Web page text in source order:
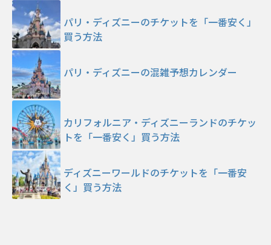
パリ・ディズニーのチケットを「一番安く」
買う方法
パリ・ディズニーの混雑予想カレンダー
カリフォルニア・ディズニーランドのチケッ
トを「一番安く」買う方法
ディズニーワールドのチケットを「一番安
く」買う方法